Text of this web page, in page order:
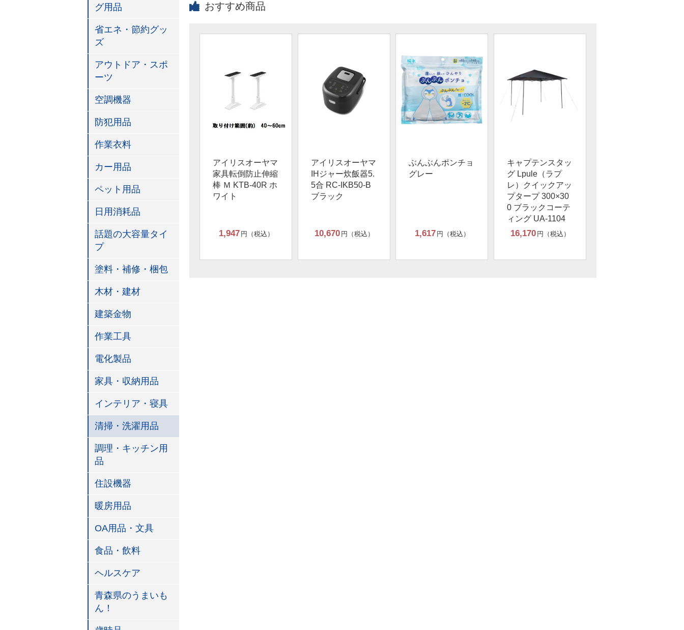
グ用品
省エネ・節約グッ
ズ
アウトドア・スポ
ーツ
空調機器
防犯用品
作業衣料
カー用品
ペット用品
日用消耗品
話題の大容量タイ
プ
塗料・補修・梱包
木材・建材
建築金物
作業工具
電化製品
家具・収納用品
インテリア・寝具
清掃・洗濯用品
調理・キッチン用
品
住設機器
暖房用品
OA用品・文具
食品・飲料
ヘルスケア
青森県のうまいも
ん！
おすすめ商品
アイリスオーヤマ
家具転倒防止伸縮
棒 Ｍ KTB-40R ホ
ワイト
1,947 円（税込）
アイリスオーヤマ
IHジャー炊飯器5.
5合 RC-IKB50-B
ブラック
10,670 円（税込）
ぶんぶんポンチョ
グレー
1,617 円（税込）
キャプテンスタッ
グ Lpule（ラプ
レ）クイックアッ
プタープ 300×30
0 ブラックコーテ
ィング UA-1104
16,170 円（税込）